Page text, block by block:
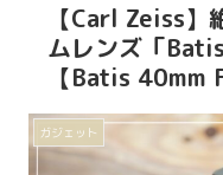
【Carl Zeiss】
ムレンズ「
【Batis 40mm
ガジェット